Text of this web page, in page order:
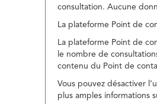
consultation. Aucune
La plateforme Point de
La plateforme Point de
le nombre de
contenu du Point de
Vous pouvez désactiver
plus amples informations